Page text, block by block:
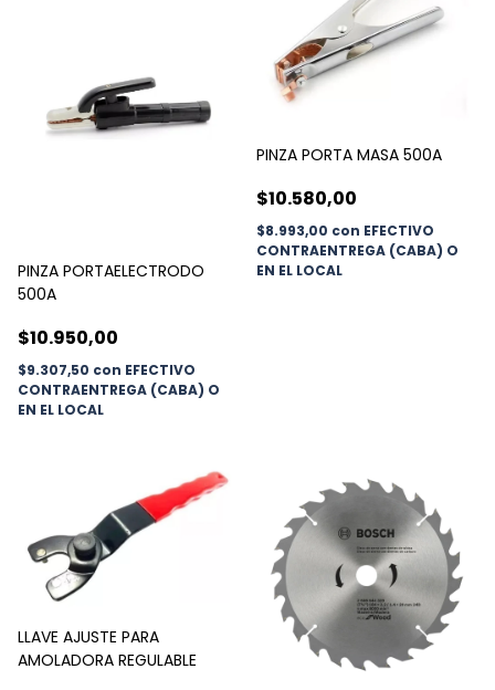
PINZA PORTAELECTRODO
500A
$10.950,00
$9.307,50 con EFECTIVO
CONTRAENTREGA (CABA) O
EN EL LOCAL
PINZA PORTA MASA 500A
$10.580,00
$8.993,00 con EFECTIVO
CONTRAENTREGA (CABA) O
EN EL LOCAL
LLAVE AJUSTE PARA
AMOLADORA REGULABLE